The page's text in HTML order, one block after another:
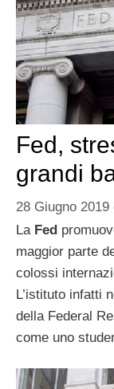
Fed,
grandi
28 Giugno 2019
La Fed
maggior parte
colossi
L’istituto infatti
della Federal
come uno